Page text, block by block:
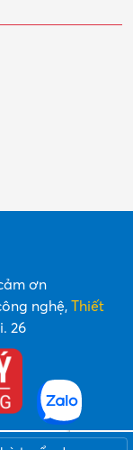
ơn
nghệ, Thiết
26